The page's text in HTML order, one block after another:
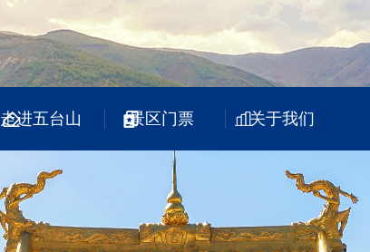
走进五台山 景区门票 关于我们